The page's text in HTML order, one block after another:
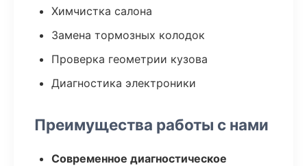
Химчистка салона
Замена тормозных колодок
Проверка геометрии кузова
Диагностика электроники
Преимущества работы с нами
Современное диагностическое